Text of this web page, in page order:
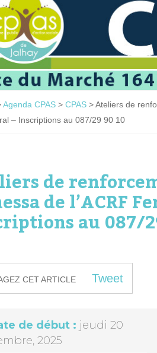
Agenda CPAS > CPAS >Ateliers de
– Inscriptions au 087/29 90 10
de
de l’ACRF
au 087/
CET ARTICLE Tweet
de début : jeudi 20
2025